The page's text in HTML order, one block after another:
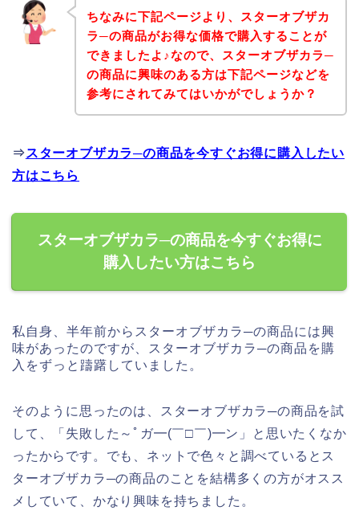
ちなみに下記ページより、スターオブザカ
ラ─の商品がお得な価格で購入することが
できましたよ♪なので、スターオブザカラ─
の商品に興味のある方は下記ページなどを
参考にされてみてはいかがでしょうか？
⇒ スターオブザカラ─の商品を今すぐお得に購入したい
方はこちら
スターオブザカラ─の商品を今すぐお得に
購入したい方はこちら
私自身、半年前からスターオブザカラ─の商品には興
味があったのですが、スターオブザカラ─の商品を購
入をずっと躊躇していました。
そのように思ったのは、スターオブザカラ─の商品を試
して、「失敗した～ﾟガ━(￣□￣)━ン」と思いたくなか
ったからです。でも、ネットで色々と調べているとス
ターオブザカラ─の商品のことを結構多くの方がオスス
メしていて、かなり興味を持ちました。